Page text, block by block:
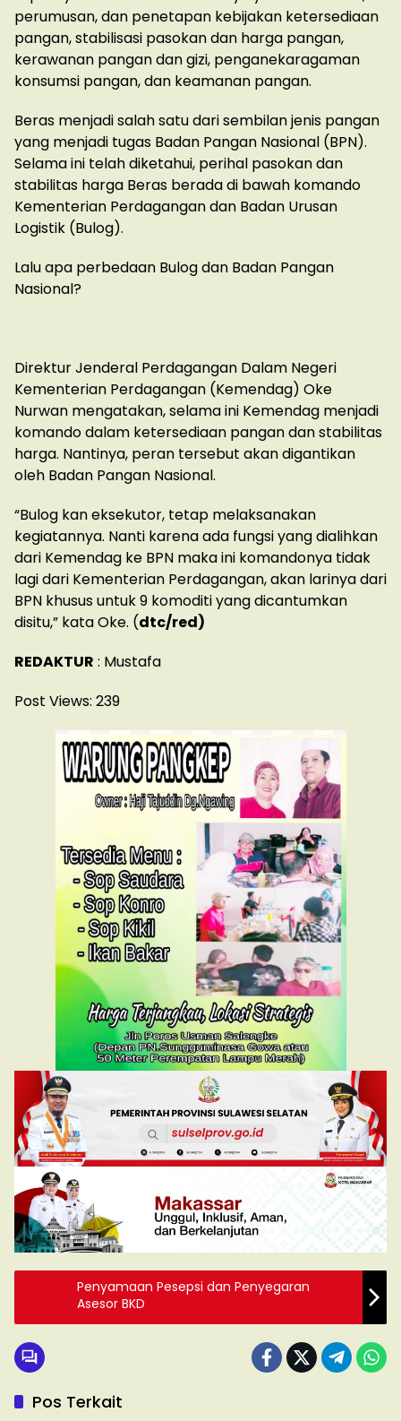
perumusan, dan penetapan kebijakan ketersediaan
pangan, stabilisasi pasokan dan harga pangan,
kerawanan pangan dan gizi, penganekaragaman
konsumsi pangan, dan keamanan pangan.
Beras menjadi salah satu dari sembilan jenis pangan
yang menjadi tugas Badan Pangan Nasional (BPN).
Selama ini telah diketahui, perihal pasokan dan
stabilitas harga Beras berada di bawah komando
Kementerian Perdagangan dan Badan Urusan
Logistik (Bulog).
Lalu apa perbedaan Bulog dan Badan Pangan
Nasional?
Direktur Jenderal Perdagangan Dalam Negeri
Kementerian Perdagangan (Kemendag) Oke
Nurwan mengatakan, selama ini Kemendag menjadi
komando dalam ketersediaan pangan dan stabilitas
harga. Nantinya, peran tersebut akan digantikan
oleh Badan Pangan Nasional.
“Bulog kan eksekutor, tetap melaksanakan
kegiatannya. Nanti karena ada fungsi yang dialihkan
dari Kemendag ke BPN maka ini komandonya tidak
lagi dari Kementerian Perdagangan, akan larinya dari
BPN khusus untuk 9 komoditi yang dicantumkan
disitu,” kata Oke. (dtc/red)
REDAKTUR : Mustafa
Post Views: 239
Penyamaan Pesepsi dan Penyegaran
Asesor BKD
Pos Terkait